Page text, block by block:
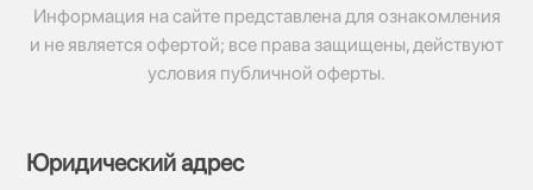
Информация на сайте представлена для ознакомления
и не является офертой; все права защищены, действуют
условия публичной оферты.
Юридический адрес